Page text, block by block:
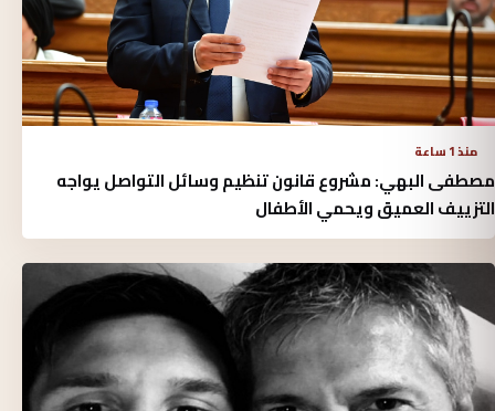
منذ 1 ساعة
مصطفى البهي: مشروع قانون تنظيم وسائل التواصل يواجه
التزييف العميق ويحمي الأطفال